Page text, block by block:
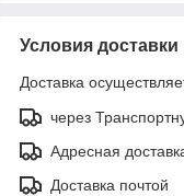
Условия доставки
Доставка
через
Адресная
Доставка почтой